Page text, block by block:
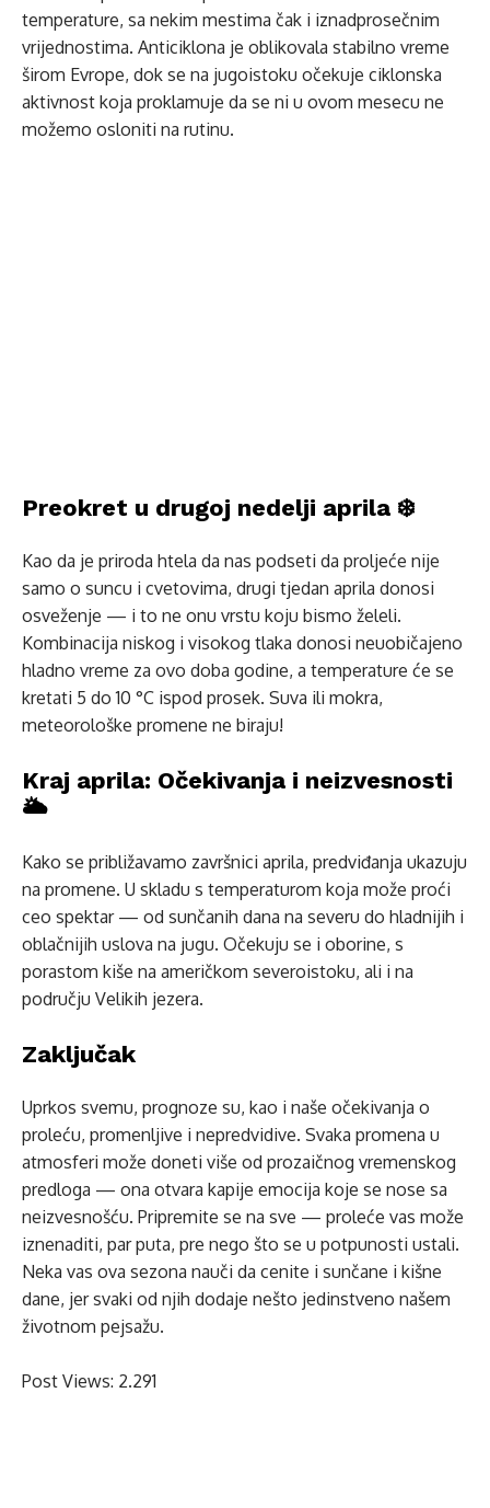
temperature, sa nekim mestima čak i iznadprosečnim
vrijednostima. Anticiklona je oblikovala stabilno vreme
širom Evrope, dok se na jugoistoku očekuje ciklonska
aktivnost koja proklamuje da se ni u ovom mesecu ne
možemo osloniti na rutinu.
Preokret u drugoj nedelji aprila ❄️
Kao da je priroda htela da nas podseti da proljeće nije
samo o suncu i cvetovima, drugi tjedan aprila donosi
osveženje — i to ne onu vrstu koju bismo želeli.
Kombinacija niskog i visokog tlaka donosi neuobičajeno
hladno vreme za ovo doba godine, a temperature će se
kretati 5 do 10 °C ispod prosek. Suva ili mokra,
meteorološke promene ne biraju!
Kraj aprila: Očekivanja i neizvesnosti
🌥️
Kako se približavamo završnici aprila, predviđanja ukazuju
na promene. U skladu s temperaturom koja može proći
ceo spektar — od sunčanih dana na severu do hladnijih i
oblačnijih uslova na jugu. Očekuju se i oborine, s
porastom kiše na američkom severoistoku, ali i na
području Velikih jezera.
Zaključak
Uprkos svemu, prognoze su, kao i naše očekivanja o
proleću, promenljive i nepredvidive. Svaka promena u
atmosferi može doneti više od prozaičnog vremenskog
predloga — ona otvara kapije emocija koje se nose sa
neizvesnošću. Pripremite se na sve — proleće vas može
iznenaditi, par puta, pre nego što se u potpunosti ustali.
Neka vas ova sezona nauči da cenite i sunčane i kišne
dane, jer svaki od njih dodaje nešto jedinstveno našem
životnom pejsažu.
Post Views: 2.291